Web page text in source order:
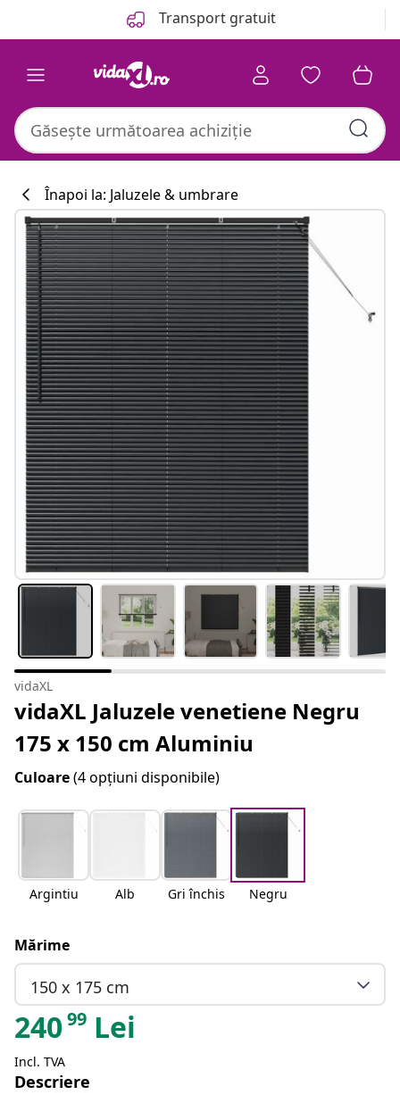
Transport gratuit
Înapoi la: Jaluzele & umbrare
vidaXL
vidaXL Jaluzele venetiene Negru
175 x 150 cm Aluminiu
Culoare(4 opțiuni disponibile)
Argintiu Alb Gri închis Negru
Mărime
150 x 175 cm
24099 Lei
Incl. TVA
Descriere